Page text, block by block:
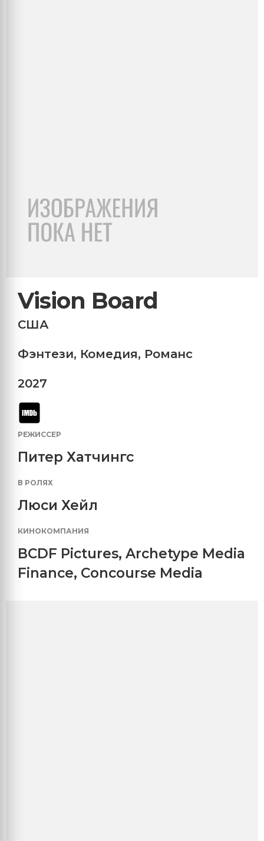
Vision Board
США
Фэнтези, Комедия, Романс
2027
РЕЖИССЕР
Питер Хатчингс
В РОЛЯХ
Люси Хейл
КИНОКОМПАНИЯ
BCDF Pictures, Archetype Media
Finance, Concourse Media